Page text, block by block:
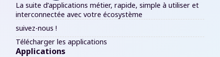
La suite d’applications métier, rapide, simple à utiliser et
interconnectée avec votre écosystème
suivez-nous !
Télécharger les applications
Applications